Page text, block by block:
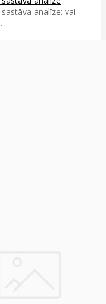
analīze: vai